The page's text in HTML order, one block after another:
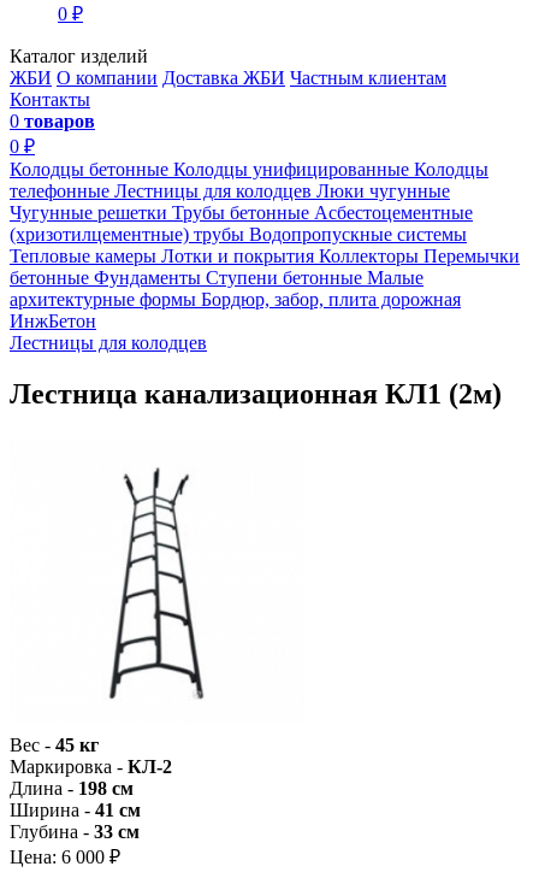
0 ₽
Каталог изделий
ЖБИ О компании Доставка ЖБИ Частным клиентам
Контакты
0 товаров
0 ₽
Колодцы бетонные Колодцы унифицированные Колодцы
телефонные Лестницы для колодцев Люки чугунные
Чугунные решетки Трубы бетонные Асбестоцементные
(хризотилцементные) трубы Водопропускные системы
Тепловые камеры Лотки и покрытия Коллекторы Перемычки
бетонные Фундаменты Ступени бетонные Малые
архитектурные формы Бордюр, забор, плита дорожная
ИнжБетон
Лестницы для колодцев
Лестница канализационная КЛ1 (2м)
Вес - 45 кг
Маркировка - КЛ-2
Длина - 198 см
Ширина - 41 см
Глубина - 33 см
Цена: 6 000 ₽